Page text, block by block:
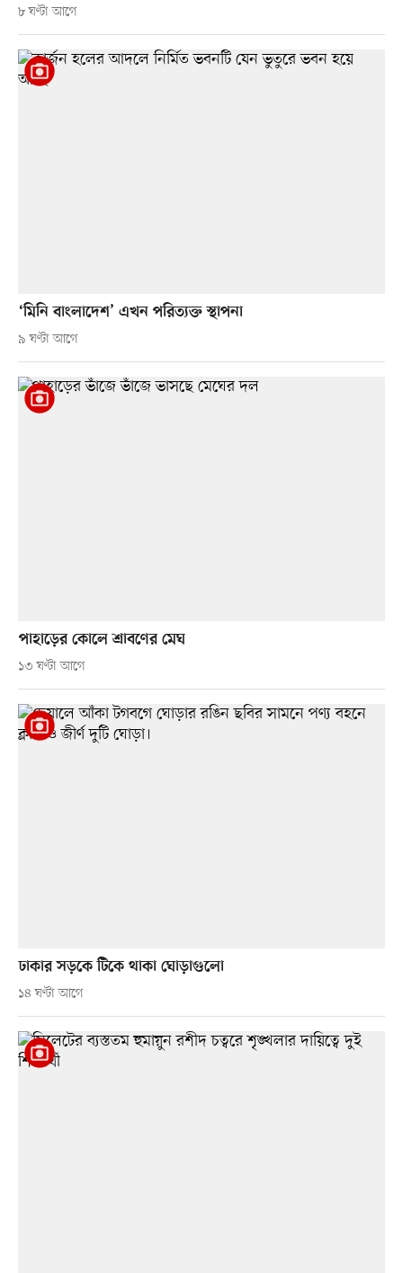
৮ ঘণ্টা আগে
‘মিনি বাংলাদেশ’ এখন পরিত্যক্ত স্থাপনা
৯ ঘণ্টা আগে
পাহাড়ের কোলে শ্রাবণের মেঘ
১৩ ঘণ্টা আগে
ঢাকার সড়কে টিকে থাকা ঘোড়াগুলো
১৪ ঘণ্টা আগে